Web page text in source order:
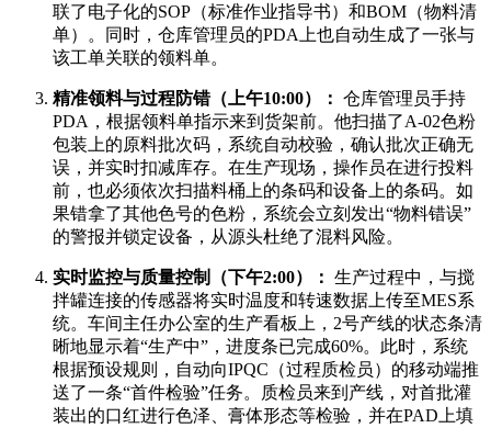
联了电子化的SOP（标准作业指导书）和BOM（物料清
单）。同时，仓库管理员的PDA上也自动生成了一张与
该工单关联的领料单。
精准领料与过程防错（上午10:00）： 仓库管理员手持
PDA，根据领料单指示来到货架前。他扫描了A-02色粉
包装上的原料批次码，系统自动校验，确认批次正确无
误，并实时扣减库存。在生产现场，操作员在进行投料
前，也必须依次扫描料桶上的条码和设备上的条码。如
果错拿了其他色号的色粉，系统会立刻发出“物料错误”
的警报并锁定设备，从源头杜绝了混料风险。
实时监控与质量控制（下午2:00）： 生产过程中，与搅
拌罐连接的传感器将实时温度和转速数据上传至MES系
统。车间主任办公室的生产看板上，2号产线的状态条清
晰地显示着“生产中”，进度条已完成60%。此时，系统
根据预设规则，自动向IPQC（过程质检员）的移动端推
送了一条“首件检验”任务。质检员来到产线，对首批灌
装出的口红进行色泽、膏体形态等检验，并在PAD上填